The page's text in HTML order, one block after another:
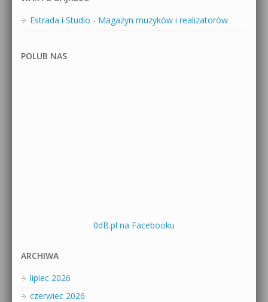
Estrada i Studio - Magazyn muzyków i realizatorów
POLUB NAS
0dB.pl na Facebooku
ARCHIWA
lipiec 2026
czerwiec 2026